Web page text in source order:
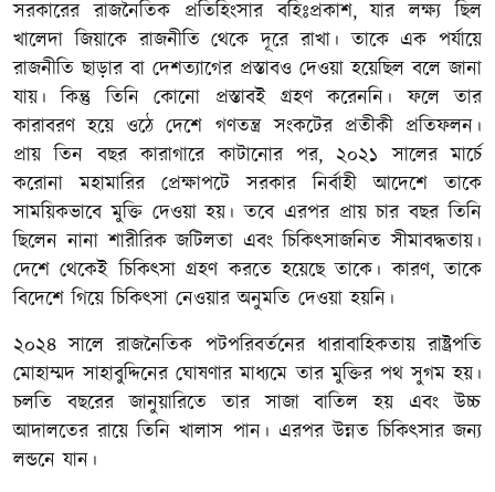
সরকারের রাজনৈতিক প্রতিহিংসার বহিঃপ্রকাশ, যার লক্ষ্য ছিল
খালেদা জিয়াকে রাজনীতি থেকে দূরে রাখা। তাকে এক পর্যায়ে
রাজনীতি ছাড়ার বা দেশত্যাগের প্রস্তাবও দেওয়া হয়েছিল বলে জানা
যায়। কিন্তু তিনি কোনো প্রস্তাবই গ্রহণ করেননি। ফলে তার
কারাবরণ হয়ে ওঠে দেশে গণতন্ত্র সংকটের প্রতীকী প্রতিফলন।
প্রায় তিন বছর কারাগারে কাটানোর পর, ২০২১ সালের মার্চে
করোনা মহামারির প্রেক্ষাপটে সরকার নির্বাহী আদেশে তাকে
সাময়িকভাবে মুক্তি দেওয়া হয়। তবে এরপর প্রায় চার বছর তিনি
ছিলেন নানা শারীরিক জটিলতা এবং চিকিৎসাজনিত সীমাবদ্ধতায়।
দেশে থেকেই চিকিৎসা গ্রহণ করতে হয়েছে তাকে। কারণ, তাকে
বিদেশে গিয়ে চিকিৎসা নেওয়ার অনুমতি দেওয়া হয়নি।
২০২৪ সালে রাজনৈতিক পটপরিবর্তনের ধারাবাহিকতায় রাষ্ট্রপতি
মোহাম্মদ সাহাবুদ্দিনের ঘোষণার মাধ্যমে তার মুক্তির পথ সুগম হয়।
চলতি বছরের জানুয়ারিতে তার সাজা বাতিল হয় এবং উচ্চ
আদালতের রায়ে তিনি খালাস পান। এরপর উন্নত চিকিৎসার জন্য
লন্ডনে যান।